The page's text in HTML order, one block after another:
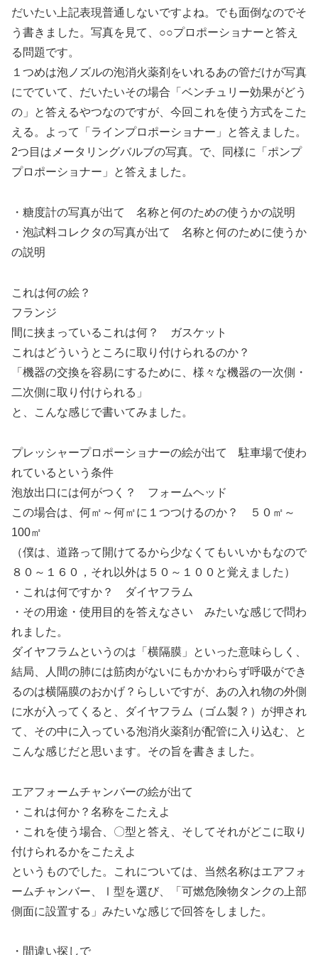
だいたい上記表現普通しないですよね。でも面倒なのでそ
う書きました。写真を見て、○○プロポーショナーと答え
る問題です。
１つめは泡ノズルの泡消火薬剤をいれるあの管だけが写真
にでていて、だいたいその場合「ベンチュリー効果がどう
の」と答えるやつなのですが、今回これを使う方式をこた
える。よって「ラインプロポーショナー」と答えました。
2つ目はメータリングバルブの写真。で、同様に「ポンプ
プロポーショナー」と答えました。
・糖度計の写真が出て 名称と何のための使うかの説明
・泡試料コレクタの写真が出て 名称と何のために使うか
の説明
これは何の絵？
フランジ
間に挟まっているこれは何？ ガスケット
これはどういうところに取り付けられるのか？
「機器の交換を容易にするために、様々な機器の一次側・
二次側に取り付けられる」
と、こんな感じで書いてみました。
プレッシャープロポーショナーの絵が出て 駐車場で使わ
れているという条件
泡放出口には何がつく？ フォームヘッド
この場合は、何㎡～何㎡に１つつけるのか？ ５０㎡～
100㎡
（僕は、道路って開けてるから少なくてもいいかもなので
８０～１６０，それ以外は５０～１００と覚えました）
・これは何ですか？ ダイヤフラム
・その用途・使用目的を答えなさい みたいな感じで問わ
れました。
ダイヤフラムというのは「横隔膜」といった意味らしく、
結局、人間の肺には筋肉がないにもかかわらず呼吸ができ
るのは横隔膜のおかげ？らしいですが、あの入れ物の外側
に水が入ってくると、ダイヤフラム（ゴム製？）が押され
て、その中に入っている泡消火薬剤が配管に入り込む、と
こんな感じだと思います。その旨を書きました。
エアフォームチャンバーの絵が出て
・これは何か？名称をこたえよ
・これを使う場合、〇型と答え、そしてそれがどこに取り
付けられるかをこたえよ
というものでした。これについては、当然名称はエアフォ
ームチャンバー、Ⅰ型を選び、「可燃危険物タンクの上部
側面に設置する」みたいな感じで回答をしました。
・間違い探しで